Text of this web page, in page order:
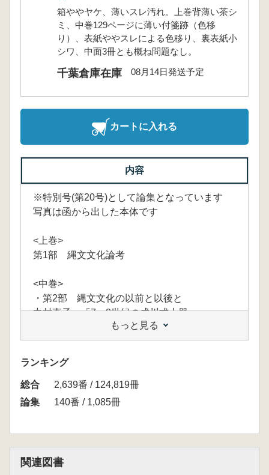
箱ややヤケ、薄いスレ汚れ。上巻背薄い茶シ
ミ、中巻129ページに薄い付箋跡（色移
り）、表紙ややスレによる色移り、裏表紙小
シワ、中面3冊とも概ね問題なし。
千葉倉庫在庫 08月14日発送予定
カートに入れる
内容
※特別号(第20号)として論集となっています
写真は函から出した本体です
<上巻>
第1部 縄文文化論考
<中巻>
・第2部 縄文文化の以前と以後と
中村直子 「7・8世紀の成川式土器」
徳永貞紹 「肥前における中世前期の畿内系土
製煮炊具」
岩元康成 「鹿児島県における12～17世紀の
土師器」
<下巻>
・第3部 実験考古学と関連科学
阿部芳郎「角筒形土器の器体製作技術に関する
もっと見る
ランキング
総合
2,639番 / 124,819冊
論集
140番 / 1,085冊
関連図書